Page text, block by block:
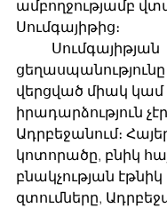
ամբողջությամբ
Սումգայիթից։
վերցված միակ
իրադարձություն չէր
Ադրբեջանում։
կոտորածը, բնիկ
բնակչության էթնիկ
զտումները,